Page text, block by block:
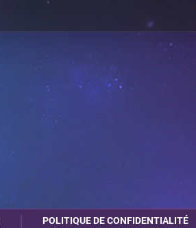
POLITIQUE DE CONFIDENTIALITÉ